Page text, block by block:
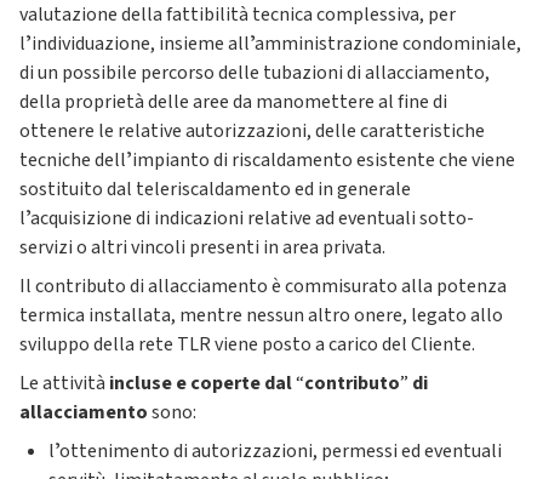
valutazione della fattibilità tecnica complessiva, per
lʼindividuazione, insieme allʼamministrazione condominiale,
di un possibile percorso delle tubazioni di allacciamento,
della proprietà delle aree da manomettere al fine di
ottenere le relative autorizzazioni, delle caratteristiche
tecniche dellʼimpianto di riscaldamento esistente che viene
sostituito dal teleriscaldamento ed in generale
lʼacquisizione di indicazioni relative ad eventuali sotto-
servizi o altri vincoli presenti in area privata.
Il contributo di allacciamento è commisurato alla potenza
termica installata, mentre nessun altro onere, legato allo
sviluppo della rete TLR viene posto a carico del Cliente.
Le attività incluse e coperte dal“contributo” di
allacciamentosono:
lʼottenimento di autorizzazioni, permessi ed eventuali